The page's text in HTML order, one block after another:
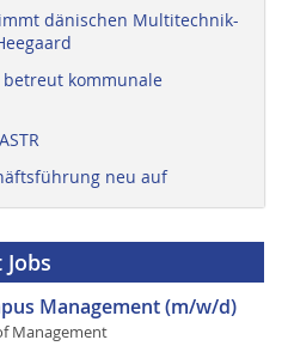
dänischen Multitechnik-
betreut kommunale
neu auf
Management (m/w/d)
Management